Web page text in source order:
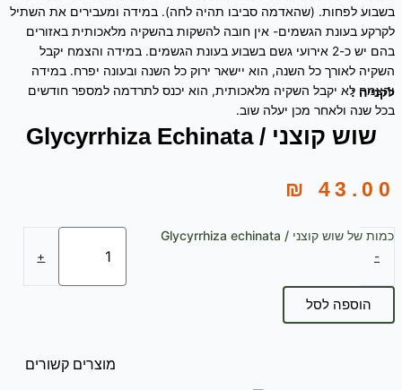
בשבוע לפחות. (שהאדמה סביבו תהיה לחה). במידה ומעבירים את השתיל
לקרקע בעונת הגשמים- אין חובה להשקות בהשקיה מלאכותית באזורים
בהם יש כ-2 אירועי גשם בשבוע בעונת הגשמים. במידה והצמח יקבל
השקיה לאורך כל השנה, הוא יישאר ירוק כל השנה ובעונה יפרח. במידה
והצמח לא יקבל השקיה מלאכותית, הוא יכנס לתרדמה למספר חודשים
בכל שנה ולאחר מכן יעלה שוב.
לקנייה :
שוש קוצני / Glycyrrhiza Echinata
₪ 43.00
-
כמות של שוש קוצני / Glycyrrhiza echinata
+
הוספה לסל
מוצרים קשורים